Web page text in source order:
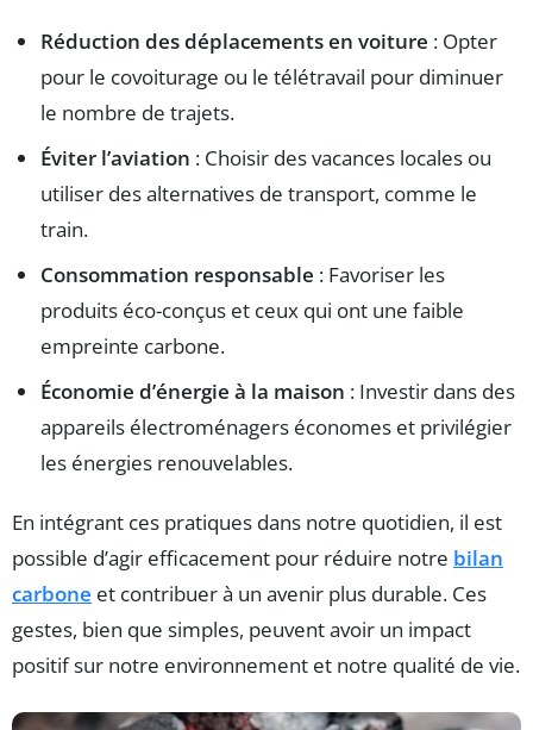
Réduction des déplacements en voiture : Opter
pour le covoiturage ou le télétravail pour diminuer
le nombre de trajets.
Éviter l’aviation : Choisir des vacances locales ou
utiliser des alternatives de transport, comme le
train.
Consommation responsable : Favoriser les
produits éco-conçus et ceux qui ont une faible
empreinte carbone.
Économie d’énergie à la maison : Investir dans des
appareils électroménagers économes et privilégier
les énergies renouvelables.
En intégrant ces pratiques dans notre quotidien, il est
possible d’agir efficacement pour réduire notre bilan
carbone et contribuer à un avenir plus durable. Ces
gestes, bien que simples, peuvent avoir un impact
positif sur notre environnement et notre qualité de vie.